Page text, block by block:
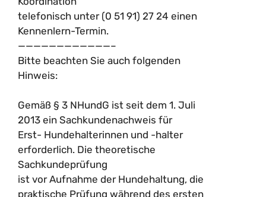
telefonisch unter (0 51 91) 27 24 einen
Kennenlern-Termin.
————————————–
Bitte beachten Sie auch folgenden
Hinweis:
Gemäß § 3 NHundG ist seit dem 1. Juli
2013 ein Sachkundenachweis für
Erst- Hundehalterinnen und -halter
erforderlich. Die theoretische
Sachkundeprüfung
ist vor Aufnahme der Hundehaltung, die
praktische Prüfung während des ersten